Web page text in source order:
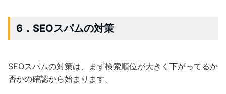
6．SEOスパムの対策
SEOスパムの対策は、まず検索順位が大きく下がってるか
否かの確認から始まります。